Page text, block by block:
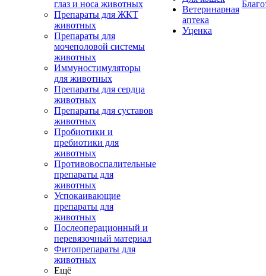
глаз и носа животных
Препараты для ЖКТ
животных
Препараты для
мочеполовой системы
животных
Иммуностимуляторы
для животных
Препараты для сердца
животных
Препараты для суставов
животных
Пробиотики и
пребиотики для
животных
Противовоспалительные
препараты для
животных
Успокаивающие
препараты для
животных
Послеоперационный и
перевязочный материал
Фитопрепараты для
животных
Ещё
Ветеринарная
аптека
Уценка